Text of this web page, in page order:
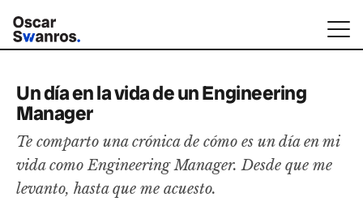
Un día en la vida de un Engineering
Manager
Te comparto una crónica de cómo es un día en mi
vida como Engineering Manager. Desde que me
levanto, hasta que me acuesto.